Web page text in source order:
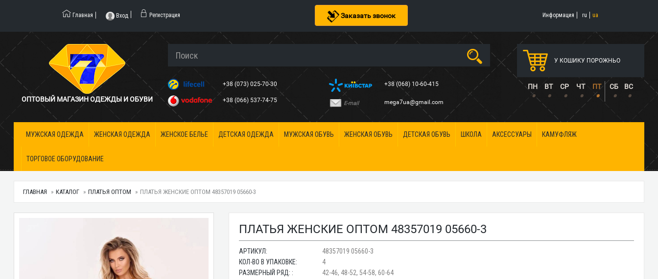
Заказать звонок
Главная Вход Регистрация Информация ru ua
ОПТОВЫЙ МАГАЗИН ОДЕЖДЫ И ОБУВИ
+38 (073) 025-70-30
+38 (066) 537-74-75
+38 (068) 10-60-415
E-mail mega7ua@gmail.com
У КОШИКУ ПОРОЖНЬО
ПН ВТ СР ЧТ ПТ СБ ВС
• • • • • • •
МУЖСКАЯ ОДЕЖДА ЖЕНСКАЯ ОДЕЖДА ЖЕНСКОЕ БЕЛЬЕ ДЕТСКАЯ ОДЕЖДА МУЖСКАЯ ОБУВЬ ЖЕНСКАЯ ОБУВЬ ДЕТСКАЯ ОБУВЬ ШКОЛА АКСЕССУАРЫ КАМУФЛЯЖ
ТОРГОВОЕ ОБОРУДОВАНИЕ
ГЛАВНАЯ КАТАЛОГ ПЛАТЬЯ ОПТОМ ПЛАТЬЯ ЖЕНСКИЕ ОПТОМ 48357019 05660-3
ПЛАТЬЯ ЖЕНСКИЕ ОПТОМ 48357019 05660-3
АРТИКУЛ:
48357019 05660-3
КОЛ-ВО В УПАКОВКЕ:
4
РАЗМЕРНЫЙ РЯД: :
42-46, 48-52, 54-58, 60-64